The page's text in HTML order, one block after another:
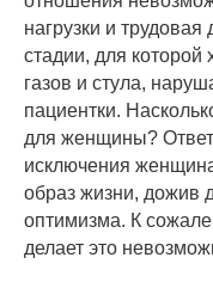
нагрузки и
стадии, для
газов и стула,
пациентки.
для женщины?
исключения
образ жизни, дожив
оптимизма. К
делает это